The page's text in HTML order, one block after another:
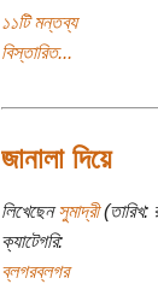
১১টি মন্তব্য
বিস্তারিত...
জানালা দিয়ে
লিখেছেনসুমাদ্রী(তারিখ:
ক্যাটেগরি:
ব্লগরব্লগর